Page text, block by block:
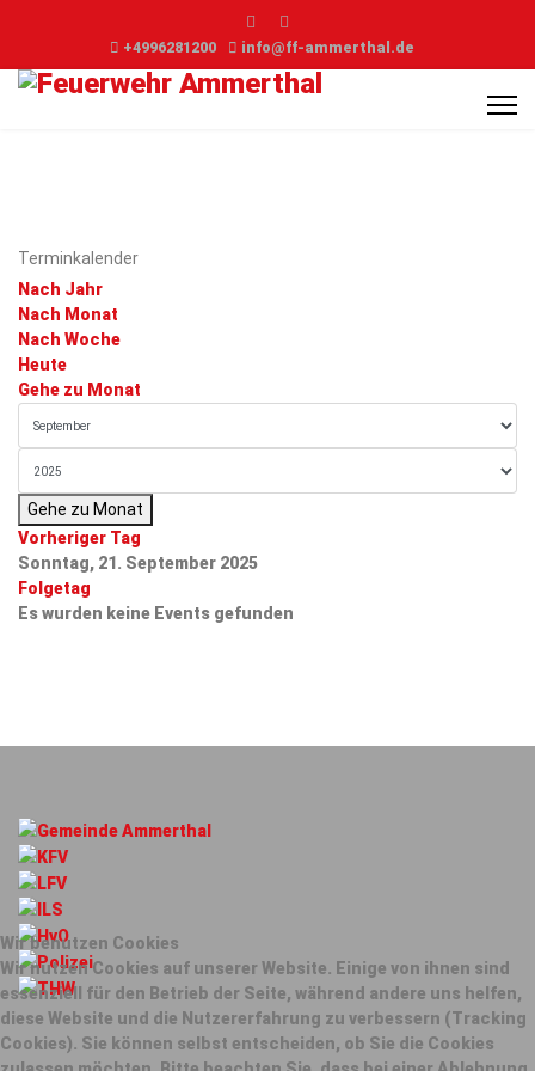
+4996281200 info@ff-ammerthal.de
Terminkalender
Nach Jahr
Nach Monat
Nach Woche
Heute
Gehe zu Monat
Gehe zu Monat
Vorheriger Tag
Sonntag, 21. September 2025
Folgetag
Es wurden keine Events gefunden
Wir benutzen Cookies
Wir nutzen Cookies auf unserer Website. Einige von ihnen sind
essenziell für den Betrieb der Seite, während andere uns helfen,
diese Website und die Nutzererfahrung zu verbessern (Tracking
Cookies). Sie können selbst entscheiden, ob Sie die Cookies